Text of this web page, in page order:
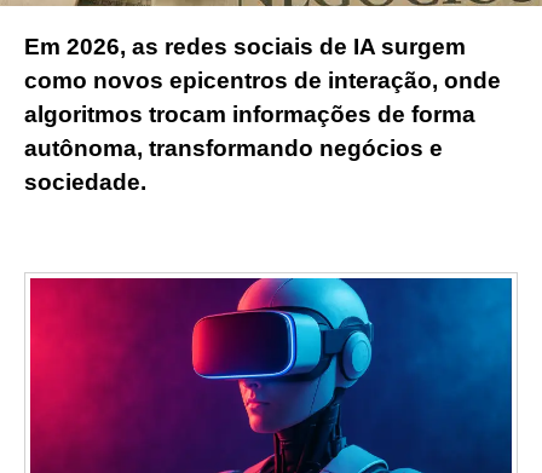
Em 2026, as redes sociais de IA surgem
como novos epicentros de interação, onde
algoritmos trocam informações de forma
autônoma, transformando negócios e
sociedade.